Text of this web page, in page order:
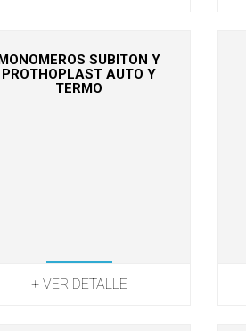
SUBITON Y
PROTHOPLAST AUTO Y
TERMO
+ VER DETALLE